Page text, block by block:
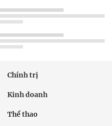
Chính trị
Kinh doanh
Thể thao